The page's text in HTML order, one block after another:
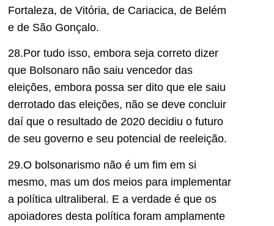
Fortaleza, de Vitória, de Cariacica, de Belém
e de São Gonçalo.
28.Por tudo isso, embora seja correto dizer
que Bolsonaro não saiu vencedor das
eleições, embora possa ser dito que ele saiu
derrotado das eleições, não se deve concluir
daí que o resultado de 2020 decidiu o futuro
de seu governo e seu potencial de reeleição.
29.O bolsonarismo não é um fim em si
mesmo, mas um dos meios para implementar
a política ultraliberal. E a verdade é que os
apoiadores desta política foram amplamente